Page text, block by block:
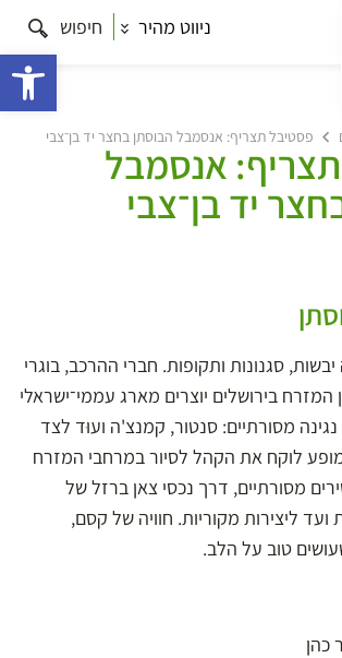
ניווט מהיר חיפוש
פסטיבל תצריף: אנסמבל הבוסתן בחצר יד בן־צבי
אנסמבל
יד בן־צבי
סגנונות ותקופות. חברי ההרכב, בוגרי
בירושלים יוצרים מארג עממי־ישראלי
נגינה מסורתיים: סנטור, קמנצ'ה ועוּד לצד
לוקח את הקהל לסיור במרחבי המזרח
מסורתיים, דרך נכסי צאן ברזל של
ועד ליצירות מקוריות. חוויה של קסם,
טוב על הלב.
כהן